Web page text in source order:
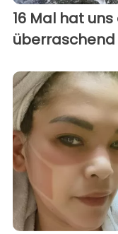
16 Mal hat
überraschend